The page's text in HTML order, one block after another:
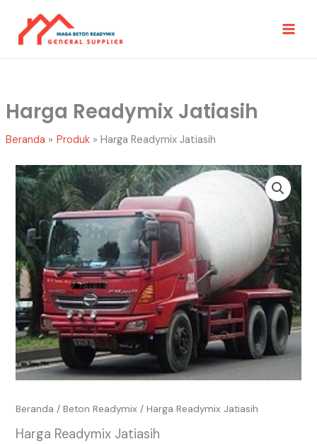
Konten
Harga Readymix Jatiasih
Beranda Produk Harga Readymix Jatiasih
Beranda /Beton Readymix / Harga Readymix Jatiasih
Harga Readymix Jatiasih